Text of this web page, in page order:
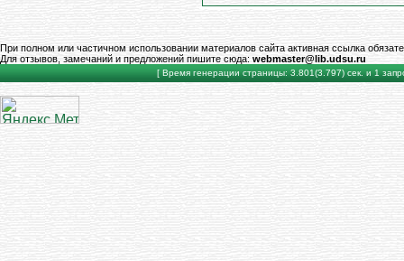
При полном или частичном использовании материалов сайта активная ссылка
Для отзывов, замечаний и предложений пишите сюда: webmaster@lib.udsu.ru
[ Время генерации страницы: 3.801(3.797) сек. и 1